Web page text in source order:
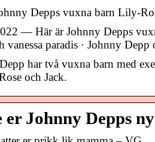
Depps vuxna barn Lily-
— Här är Johnny Depps
vanessa paradis · Johnny
har två vuxna barn med
och Jack.
er Johnny Depps